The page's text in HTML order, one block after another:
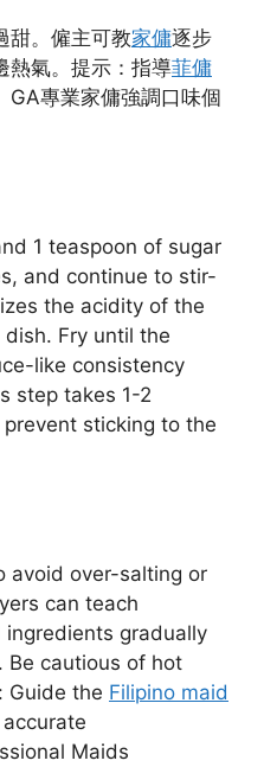
甜。僱主可教家傭逐步
熱氣。提示：指導菲傭
GA專業家傭強調口味個
1 teaspoon of sugar
and continue to stir-
the acidity of the
Fry until the
like consistency
step takes 1-2
sticking to the
avoid over-salting or
can teach
ingredients gradually
Be cautious of hot
Guide the Filipino maid
Maids